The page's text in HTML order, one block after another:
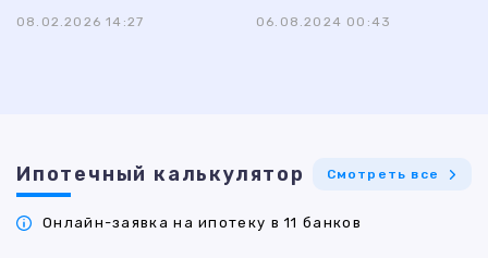
08.02.2026 14:27 06.08.2024 00:43
Ипотечный калькулятор Смотреть все
Онлайн-заявка на ипотеку в 11 банков